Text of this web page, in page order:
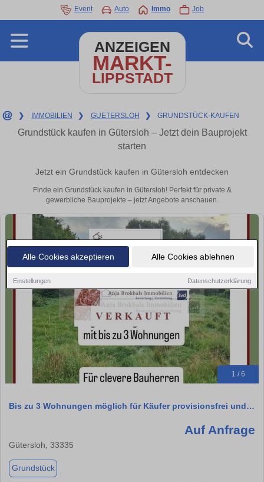
Alle Cookies akzeptieren Alle Cookies ablehnen
Einstellungen Datenschutzerklärung
Event Auto Immo Job
ANZEIGEN
MARKT-
LIPPSTADT
❯ IMMOBILIEN ❯ GUETERSLOH ❯ GRUNDSTÜCK-KAUFEN
Grundstück kaufen in Gütersloh – Jetzt dein Bauprojekt
starten
Jetzt ein Grundstück kaufen in Gütersloh entdecken
Finde ein Grundstück kaufen in Gütersloh! Perfekt für private &
gewerbliche Bauprojekte – jetzt Angebote anschauen.
1 / 6
Bis zu 3 Wohnungen möglich für Käufer provisionsfrei und…
Auf Anfrage
Gütersloh, 33335
Grundstück